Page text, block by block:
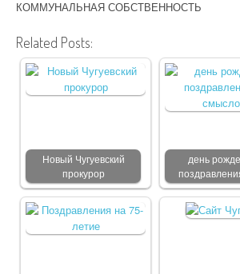
КОММУНАЛЬНАЯ СОБСТВЕННОСТЬ
Related Posts:
Новый Чугуевский
прокурор
день